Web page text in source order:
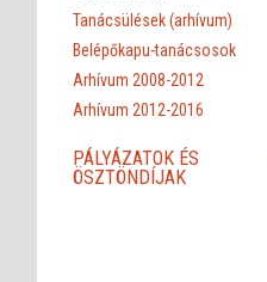
Tanácsülések (arhívum)
Belépőkapu-tanácsosok
Arhívum 2008-2012
Arhívum 2012-2016
PÁLYÁZATOK ÉS
ÖSZTÖNDÍJAK